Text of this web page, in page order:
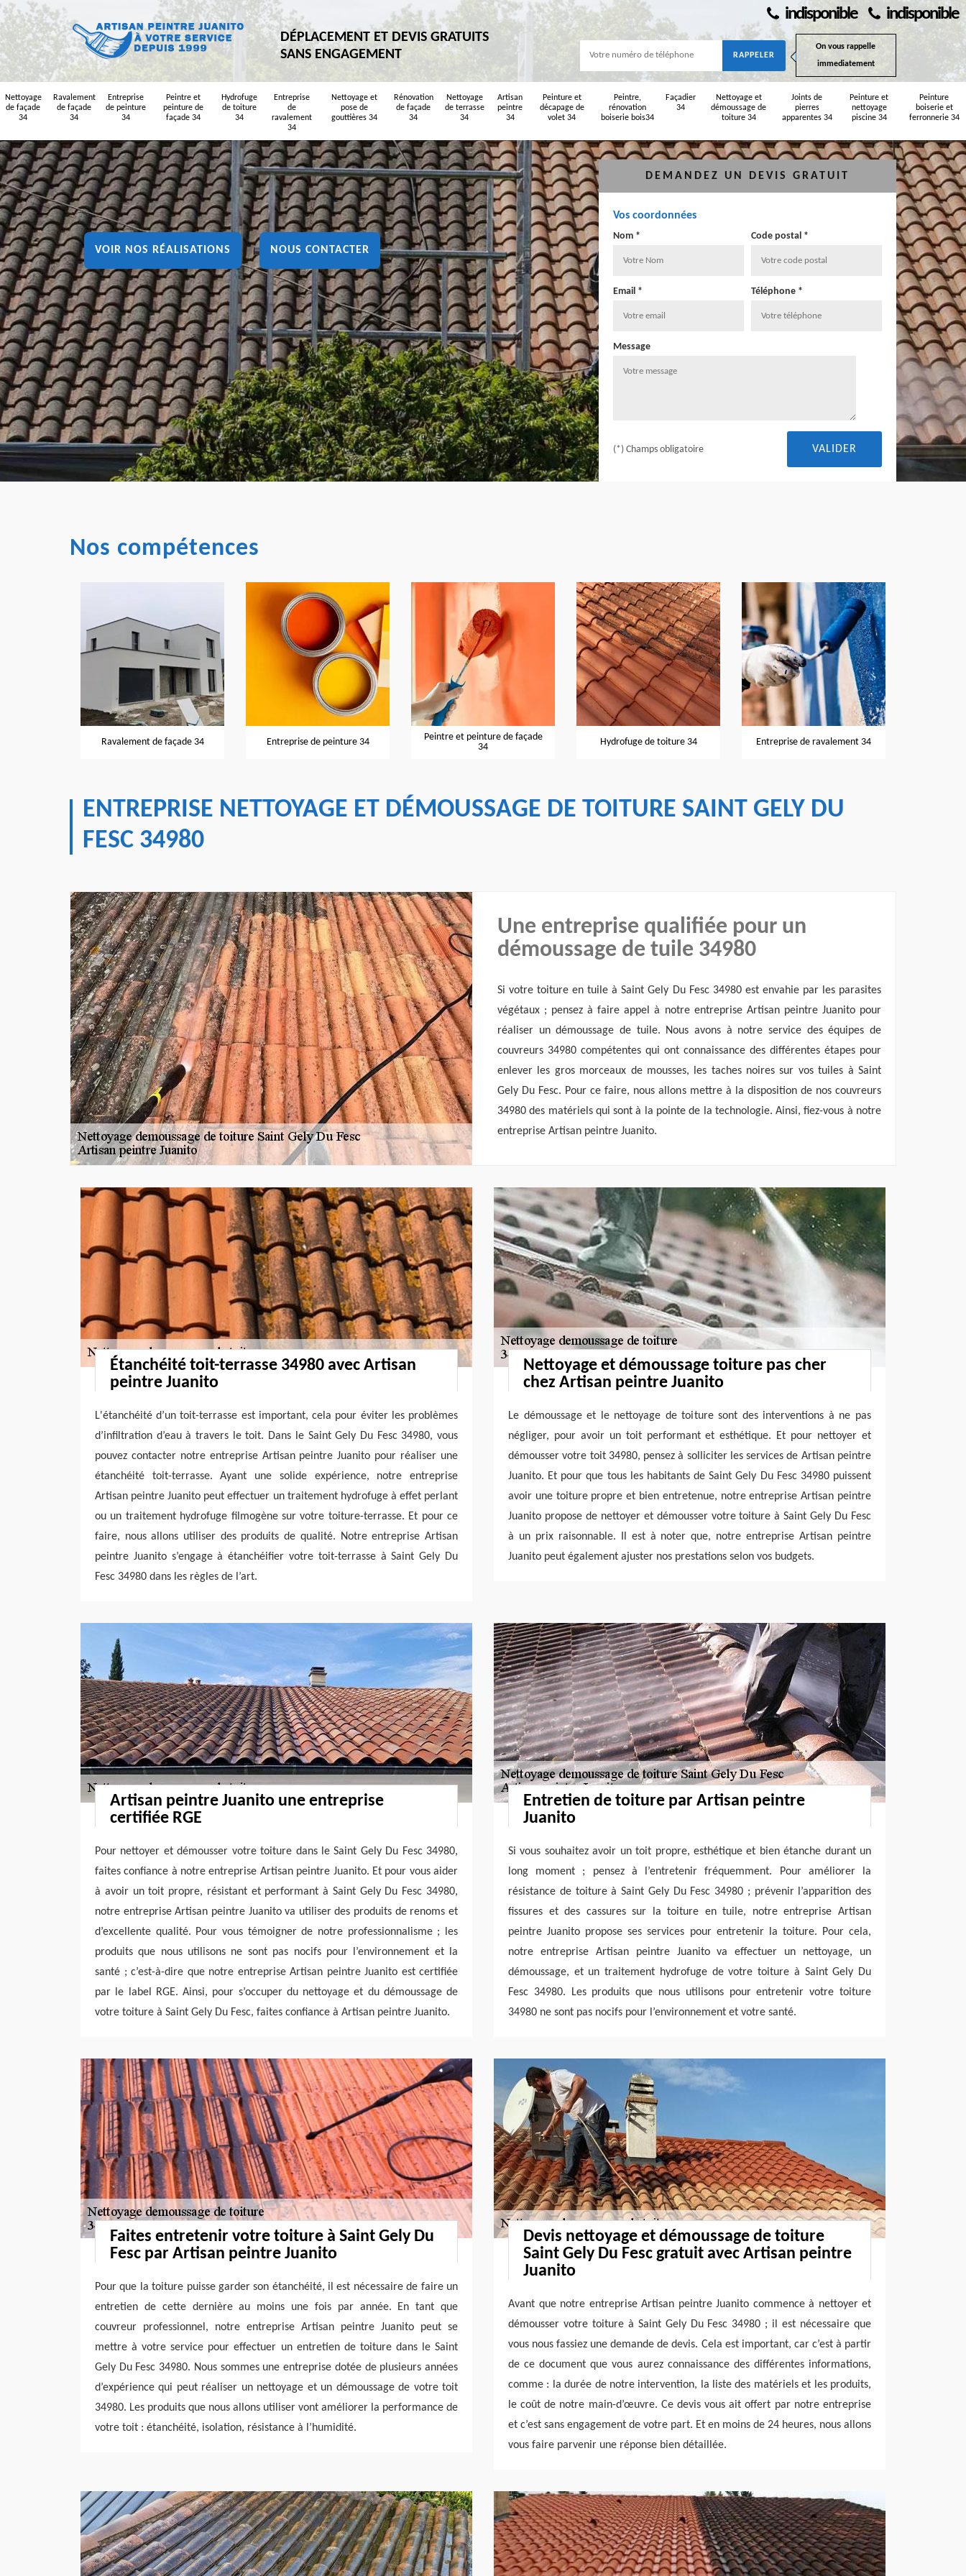
indisponible indisponible
DÉPLACEMENT ET DEVIS GRATUITS
SANS ENGAGEMENT
On vous rappelle
immediatement
Nettoyage
de façade
34
Ravalement
de façade
34
Entreprise
de peinture
34
Peintre et
peinture de
façade 34
Hydrofuge
de toiture
34
Entreprise
de
ravalement
34
Nettoyage et
pose de
gouttières 34
Rénovation
de façade
34
Nettoyage
de terrasse
34
Artisan
peintre
34
Peinture et
décapage de
volet 34
Peintre,
rénovation
boiserie bois34
Façadier
34
Nettoyage et
démoussage de
toiture 34
Joints de
pierres
apparentes 34
Peinture et
nettoyage
piscine 34
Peinture
boiserie et
ferronnerie 34
VOIR NOS RÉALISATIONS NOUS CONTACTER
DEMANDEZ UN DEVIS GRATUIT
Vos coordonnées
Nom * Code postal *
Email * Téléphone *
Message
(*) Champs obligatoire
Nos compétences
Entreprise de peinture 34
Peintre et peinture de façade
Hydrofuge de toiture 34 Entreprise de ravalement 34
Nettoyage et pose de gouttières
34
ENTREPRISE NETTOYAGE ET DÉMOUSSAGE DE TOITURE SAINT GELY DU
FESC 34980
Une entreprise qualifiée pour un
démoussage de tuile 34980
Si votre toiture en tuile à Saint Gely Du Fesc 34980 est envahie par les parasites
végétaux ; pensez à faire appel à notre entreprise Artisan peintre Juanito pour
réaliser un démoussage de tuile. Nous avons à notre service des équipes de
couvreurs 34980 compétentes qui ont connaissance des différentes étapes pour
enlever les gros morceaux de mousses, les taches noires sur vos tuiles à Saint
Gely Du Fesc. Pour ce faire, nous allons mettre à la disposition de nos couvreurs
34980 des matériels qui sont à la pointe de la technologie. Ainsi, fiez-vous à notre
entreprise Artisan peintre Juanito.
Étanchéité toit-terrasse 34980 avec Artisan
peintre Juanito
L'étanchéité d’un toit-terrasse est important, cela pour éviter les problèmes
d’infiltration d’eau à travers le toit. Dans le Saint Gely Du Fesc 34980, vous
pouvez contacter notre entreprise Artisan peintre Juanito pour réaliser une
étanchéité toit-terrasse. Ayant une solide expérience, notre entreprise
Artisan peintre Juanito peut effectuer un traitement hydrofuge à effet perlant
ou un traitement hydrofuge filmogène sur votre toiture-terrasse. Et pour ce
faire, nous allons utiliser des produits de qualité. Notre entreprise Artisan
peintre Juanito s’engage à étanchéifier votre toit-terrasse à Saint Gely Du
Fesc 34980 dans les règles de l’art.
Nettoyage et démoussage toiture pas cher
chez Artisan peintre Juanito
Le démoussage et le nettoyage de toiture sont des interventions à ne pas
négliger, pour avoir un toit performant et esthétique. Et pour nettoyer et
démousser votre toit 34980, pensez à solliciter les services de Artisan peintre
Juanito. Et pour que tous les habitants de Saint Gely Du Fesc 34980 puissent
avoir une toiture propre et bien entretenue, notre entreprise Artisan peintre
Juanito propose de nettoyer et démousser votre toiture à Saint Gely Du Fesc
à un prix raisonnable. Il est à noter que, notre entreprise Artisan peintre
Juanito peut également ajuster nos prestations selon vos budgets.
Artisan peintre Juanito une entreprise
certifiée RGE
Pour nettoyer et démousser votre toiture dans le Saint Gely Du Fesc 34980,
faites confiance à notre entreprise Artisan peintre Juanito. Et pour vous aider
à avoir un toit propre, résistant et performant à Saint Gely Du Fesc 34980,
notre entreprise Artisan peintre Juanito va utiliser des produits de renoms et
d’excellente qualité. Pour vous témoigner de notre professionnalisme ; les
produits que nous utilisons ne sont pas nocifs pour l’environnement et la
santé ; c’est-à-dire que notre entreprise Artisan peintre Juanito est certifiée
par le label RGE. Ainsi, pour s’occuper du nettoyage et du démoussage de
votre toiture à Saint Gely Du Fesc, faites confiance à Artisan peintre Juanito.
Entretien de toiture par Artisan peintre
Juanito
Si vous souhaitez avoir un toit propre, esthétique et bien étanche durant un
long moment ; pensez à l’entretenir fréquemment. Pour améliorer la
résistance de toiture à Saint Gely Du Fesc 34980 ; prévenir l’apparition des
fissures et des cassures sur la toiture en tuile, notre entreprise Artisan
peintre Juanito propose ses services pour entretenir la toiture. Pour cela,
notre entreprise Artisan peintre Juanito va effectuer un nettoyage, un
démoussage, et un traitement hydrofuge de votre toiture à Saint Gely Du
Fesc 34980. Les produits que nous utilisons pour entretenir votre toiture
34980 ne sont pas nocifs pour l’environnement et votre santé.
Faites entretenir votre toiture à Saint Gely Du
Fesc par Artisan peintre Juanito
Pour que la toiture puisse garder son étanchéité, il est nécessaire de faire un
entretien de cette dernière au moins une fois par année. En tant que
couvreur professionnel, notre entreprise Artisan peintre Juanito peut se
mettre à votre service pour effectuer un entretien de toiture dans le Saint
Gely Du Fesc 34980. Nous sommes une entreprise dotée de plusieurs années
d’expérience qui peut réaliser un nettoyage et un démoussage de votre toit
34980. Les produits que nous allons utiliser vont améliorer la performance de
votre toit : étanchéité, isolation, résistance à l’humidité.
Devis nettoyage et démoussage de toiture
Saint Gely Du Fesc gratuit avec Artisan peintre
Juanito
Avant que notre entreprise Artisan peintre Juanito commence à nettoyer et
démousser votre toiture à Saint Gely Du Fesc 34980 ; il est nécessaire que
vous nous fassiez une demande de devis. Cela est important, car c’est à partir
de ce document que vous aurez connaissance des différentes informations,
comme : la durée de notre intervention, la liste des matériels et les produits,
le coût de notre main-d’œuvre. Ce devis vous ait offert par notre entreprise
et c’est sans engagement de votre part. Et en moins de 24 heures, nous allons
vous faire parvenir une réponse bien détaillée.